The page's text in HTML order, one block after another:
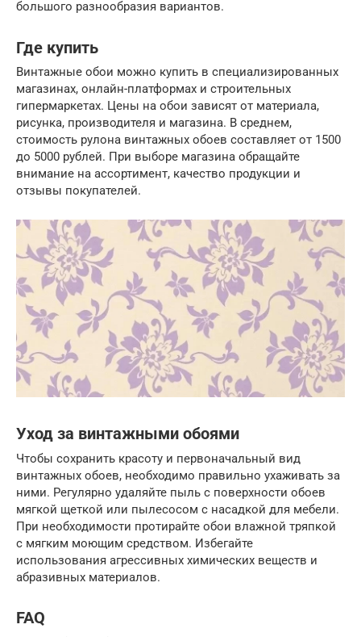
большого разнообразия вариантов.
Где купить
Винтажные обои можно купить в специализированных
магазинах, онлайн-платформах и строительных
гипермаркетах. Цены на обои зависят от материала,
рисунка, производителя и магазина. В среднем,
стоимость рулона винтажных обоев составляет от 1500
до 5000 рублей. При выборе магазина обращайте
внимание на ассортимент, качество продукции и
отзывы покупателей.
Уход за винтажными обоями
Чтобы сохранить красоту и первоначальный вид
винтажных обоев, необходимо правильно ухаживать за
ними. Регулярно удаляйте пыль с поверхности обоев
мягкой щеткой или пылесосом с насадкой для мебели.
При необходимости протирайте обои влажной тряпкой
с мягким моющим средством. Избегайте
использования агрессивных химических веществ и
абразивных материалов.
FAQ